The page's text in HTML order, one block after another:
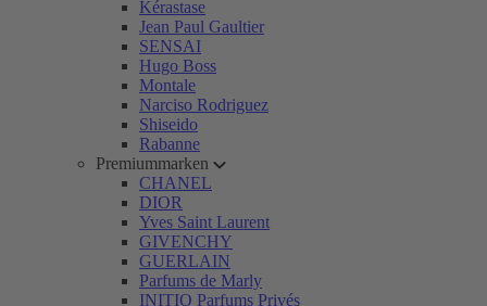
Kérastase
Jean Paul Gaultier
SENSAI
Hugo Boss
Montale
Narciso Rodriguez
Shiseido
Rabanne
Premiummarken
CHANEL
DIOR
Yves Saint Laurent
GIVENCHY
GUERLAIN
Parfums de Marly
INITIO Parfums Privés